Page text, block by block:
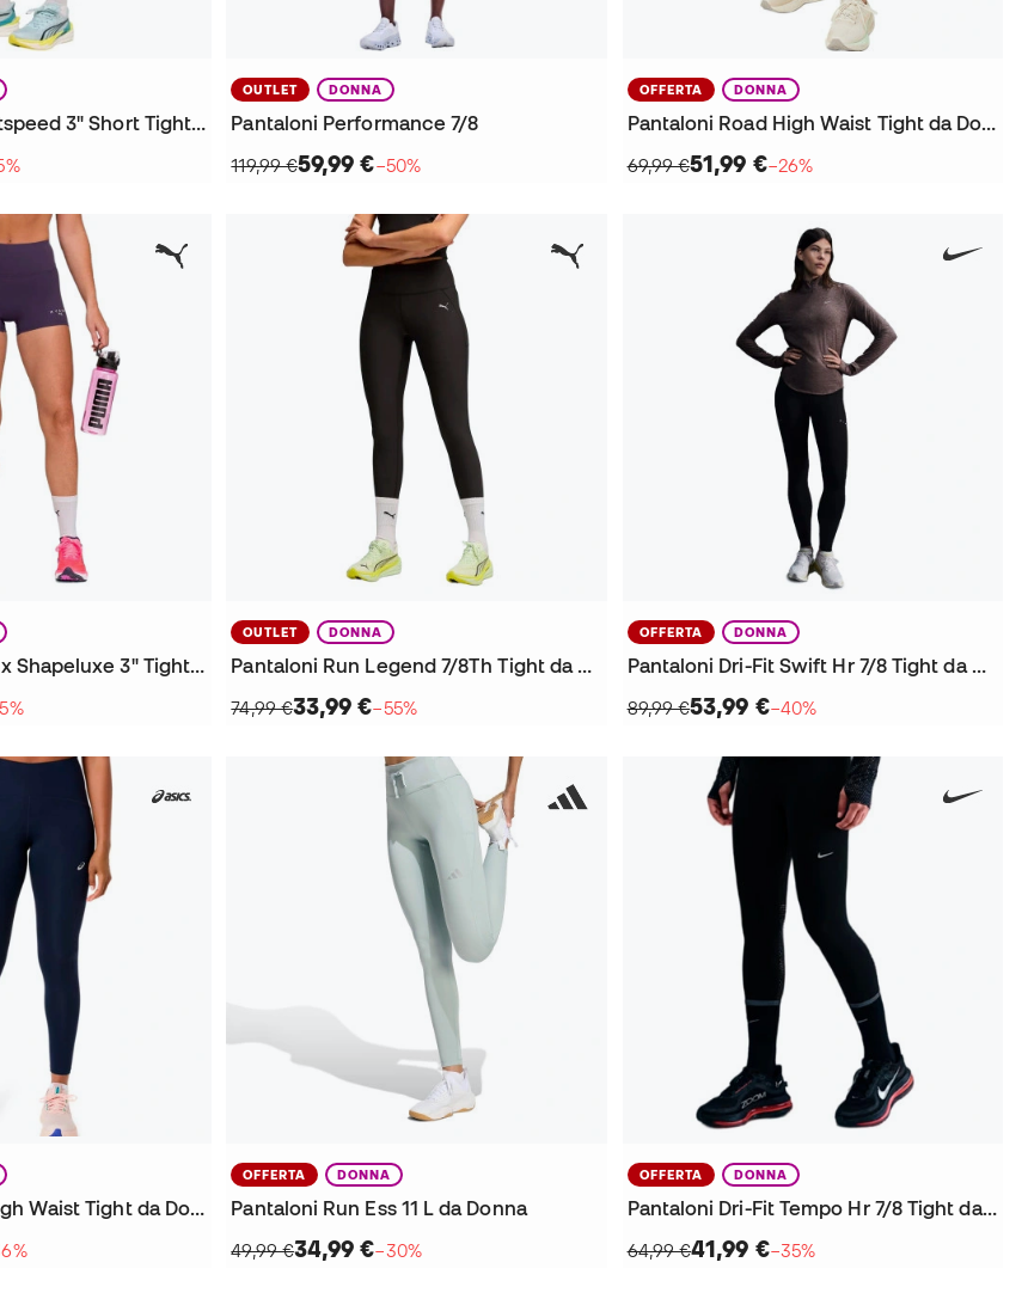
Pantaloncini Lightspeed 3" Short Tight da Donna
OUTLET DONNA
Pantaloni Performance 7/8
119,99 €59,99 €−50%
OFFERTA DONNA
Pantaloni Road High Waist Tight da Donna
69,99 €51,99 €−26%
Pantaloncini Hyrox Shapeluxe 3" Tight Short da Donna
OUTLET DONNA
Pantaloni Run Legend 7/8Th Tight da Donna
74,99 €33,99 €−55%
OFFERTA DONNA
Pantaloni Dri-Fit Swift Hr 7/8 Tight da Donna
89,99 €53,99 €−40%
Pantaloni Road High Waist Tight da Donna
OFFERTA DONNA
Pantaloni Run Ess 11 L da Donna
49,99 €34,99 €−30%
OFFERTA DONNA
Pantaloni Dri-Fit Tempo Hr 7/8 Tight da Donna
64,99 €41,99 €−35%